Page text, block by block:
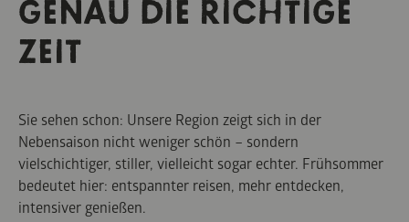
GENAU DIE RICHTIGE
ZEIT
Sie sehen schon: Unsere Region zeigt sich in der
Nebensaison nicht weniger schön – sondern
vielschichtiger, stiller, vielleicht sogar echter. Frühsommer
bedeutet hier: entspannter reisen, mehr entdecken,
intensiver genießen.